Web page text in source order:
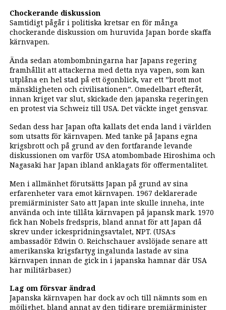
Chockerande diskussion
Samtidigt pågår i politiska kretsar en för många
chockerande diskussion om huruvida Japan borde skaffa
kärnvapen.
Ända sedan atombombningarna har Japans regering
framhållit att attackerna med detta nya vapen, som kan
utplåna en hel stad på ett ögonblick, var ett ”brott mot
mänskligheten och civilisationen”. Omedelbart efteråt,
innan kriget var slut, skickade den japanska regeringen
en protest via Schweiz till USA. Det väckte inget gensvar.
Sedan dess har Japan ofta kallats det enda land i världen
som utsatts för kärnvapen. Med tanke på Japans egna
krigsbrott och på grund av den fortfarande levande
diskussionen om varför USA atombombade Hiroshima och
Nagasaki har Japan ibland anklagats för offermentalitet.
Men i allmänhet förutsätts Japan på grund av sina
erfarenheter vara emot kärnvapen. 1967 deklarerade
premiärminister Sato att Japan inte skulle inneha, inte
använda och inte tillåta kärnvapen på japansk mark. 1970
fick han Nobels fredspris, bland annat för att Japan då
skrev under ickespridningsavtalet, NPT. (USA:s
ambassadör Edwin O. Reichschauer avslöjade senare att
amerikanska krigsfartyg ingalunda lastade av sina
kärnvapen innan de gick in i japanska hamnar där USA
har militärbaser.)
Lag om försvar ändrad
Japanska kärnvapen har dock av och till nämnts som en
möjlighet, bland annat av den tidigare premiärminister